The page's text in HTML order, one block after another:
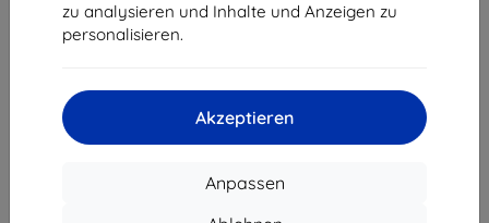
zu analysieren und Inhalte und Anzeigen zu
personalisieren.
Akzeptieren
Anpassen
Shield-Sk s.r.o.
Unternehmens-ID:
46701494
USt-IdNr.:SK2023549671